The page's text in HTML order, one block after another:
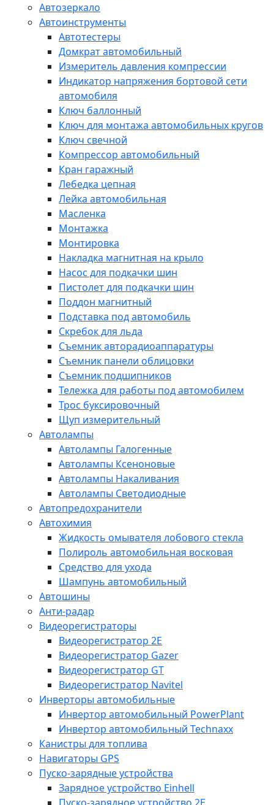
Автозеркало
Автоинструменты
Автотестеры
Домкрат автомобильный
Измеритель давления компрессии
Индикатор напряжения бортовой сети
автомобиля
Ключ баллонный
Ключ для монтажа автомобильных кругов
Ключ свечной
Компрессор автомобильный
Кран гаражный
Лебедка цепная
Лейка автомобильная
Масленка
Монтажка
Монтировка
Накладка магнитная на крыло
Насос для подкачки шин
Пистолет для подкачки шин
Поддон магнитный
Подставка под автомобиль
Скребок для льда
Съемник авторадиоаппаратуры
Съемник панели облицовки
Съемник подшипников
Тележка для работы под автомобилем
Трос буксировочный
Щуп измерительный
Автолампы
Автолампы Галогенные
Автолампы Ксеноновые
Автолампы Накаливания
Автолампы Светодиодные
Автопредохранители
Автохимия
Жидкость омывателя лобового стекла
Полироль автомобильная восковая
Средство для ухода
Шампунь автомобильный
Автошины
Анти-радар
Видеорегистраторы
Видеорегистратор 2E
Видеорегистратор Gazer
Видеорегистратор GT
Видеорегистратор Navitel
Инверторы автомобильные
Инвертор автомобильный PowerPlant
Инвертор автомобильный Technaxx
Канистры для топлива
Навигаторы GPS
Пуско-зарядные устройства
Зарядное устройство Einhell